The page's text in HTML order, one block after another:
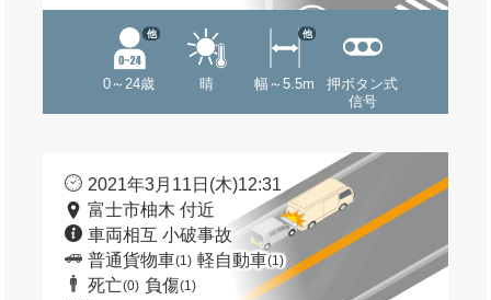
0～24歳
他
晴 幅～5.5m
他
押ボタン式
信号
2021年3月11日(木)12:31
富士市柚木 付近
車両相互 小破事故
普通貨物車(1) 軽自動車(1)
死亡(0) 負傷(1)